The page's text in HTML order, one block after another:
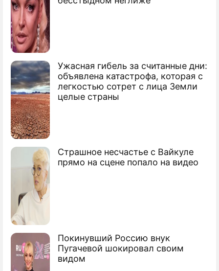
Ужасная гибель за считанные дни:
объявлена катастрофа, которая с
легкостью сотрет с лица Земли
целые страны
Страшное несчастье с Вайкуле
прямо на сцене попало на видео
Покинувший Россию внук
Пугачевой шокировал своим
видом
Продолжение: Ранивший
У Акинфеева сотрясение мозга и ожог
шеи
Фанаты сорвали матч Черногория –
Россия
Черногорцы подожгли Акинфеева
файером
Как Черногория оправдывалась за
скандал
Сюжеты
Футбол